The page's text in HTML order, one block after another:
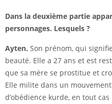
Dans la deuxième partie
personnages. Lesquels ?
Ayten. Son prénom, qui
beauté. Elle a 27 ans et est
que sa mère se prostitue et
Elle milite dans un
d’obédience kurde, en tout